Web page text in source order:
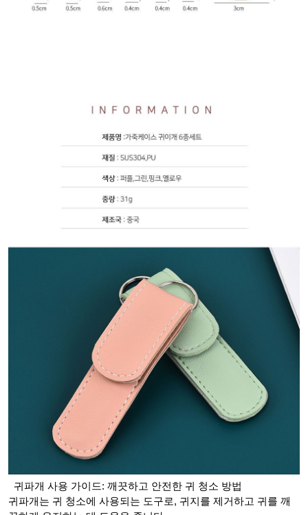
귀파개 사용 가이드: 깨끗하고 안전한 귀 청소 방법
귀파개는 귀 청소에 사용되는 도구로, 귀지를 제거하고 귀를 깨